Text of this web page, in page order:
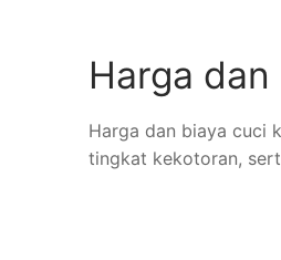
Harga
Harga dan biaya cuci
tingkat kekotoran,